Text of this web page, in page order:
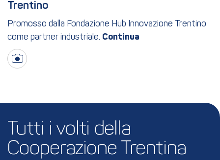
Trentino
Promosso dalla Fondazione Hub Innovazione Trentino
come partner industriale.
Tutti i volti della
Cooperazione Trentina